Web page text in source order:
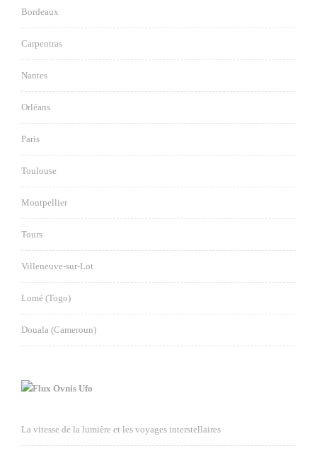
Bordeaux
Carpentras
Nantes
Orléans
Paris
Toulouse
Montpellier
Tours
Villeneuve-sur-Lot
Lomé (Togo)
Douala (Cameroun)
Ovnis Ufo
La vitesse de la lumière et les voyages interstellaires